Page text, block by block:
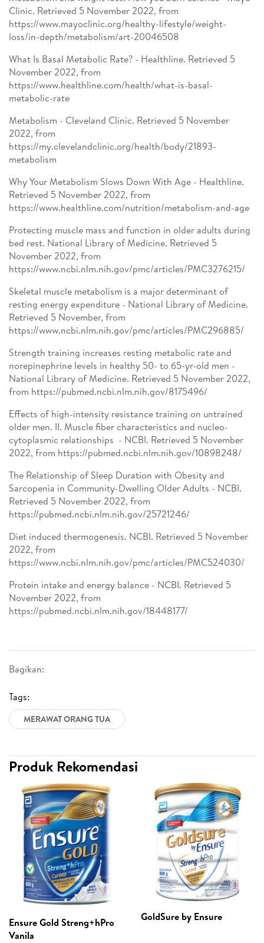
Bagikan:
Tags:
MERAWAT ORANG TUA
Clinic. Retrieved 5 November 2022, from
https://www.mayoclinic.org/healthy-lifestyle/weight-
loss/in-depth/metabolism/art-20046508
What Is Basal Metabolic Rate? - Healthline. Retrieved 5
November 2022, from
https://www.healthline.com/health/what-is-basal-
metabolic-rate
Metabolism - Cleveland Clinic. Retrieved 5 November
2022, from
https://my.clevelandclinic.org/health/body/21893-
metabolism
Why Your Metabolism Slows Down With Age - Healthline.
Retrieved 5 November 2022, from
https://www.healthline.com/nutrition/metabolism-and-age
Protecting muscle mass and function in older adults during
bed rest. National Library of Medicine. Retrieved 5
November 2022, from
https://www.ncbi.nlm.nih.gov/pmc/articles/PMC3276215/
Skeletal muscle metabolism is a major determinant of
resting energy expenditure - National Library of Medicine.
Retrieved 5 November, from
https://www.ncbi.nlm.nih.gov/pmc/articles/PMC296885/
Strength training increases resting metabolic rate and
norepinephrine levels in healthy 50- to 65-yr-old men -
National Library of Medicine. Retrieved 5 November 2022,
from https://pubmed.ncbi.nlm.nih.gov/8175496/
Effects of high-intensity resistance training on untrained
older men. II. Muscle fiber characteristics and nucleo-
cytoplasmic relationships - NCBI. Retrieved 5 November
2022, from https://pubmed.ncbi.nlm.nih.gov/10898248/
The Relationship of Sleep Duration with Obesity and
Sarcopenia in Community-Dwelling Older Adults - NCBI.
Retrieved 5 November 2022, from
https://pubmed.ncbi.nlm.nih.gov/25721246/
Diet induced thermogenesis. NCBI. Retrieved 5 November
2022, from
https://www.ncbi.nlm.nih.gov/pmc/articles/PMC524030/
Protein intake and energy balance - NCBI. Retrieved 5
November 2022, from
https://pubmed.ncbi.nlm.nih.gov/18448177/
Produk Rekomendasi
Ensure Gold Streng+hPro
Vanila
GoldSure by Ensure